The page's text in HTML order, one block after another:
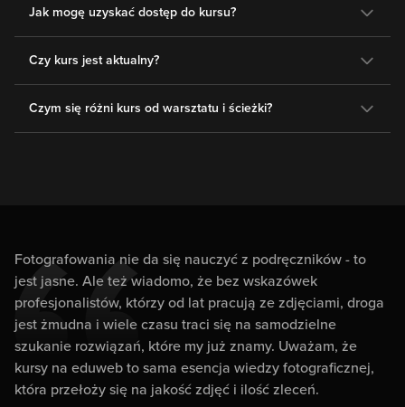
Jak mogę uzyskać dostęp do kursu?
Czy kurs jest aktualny?
Czym się różni kurs od warsztatu i ścieżki?
Fotografowania nie da się nauczyć z podręczników - to
jest jasne. Ale też wiadomo, że bez wskazówek
profesjonalistów, którzy od lat pracują ze zdjęciami, droga
jest żmudna i wiele czasu traci się na samodzielne
szukanie rozwiązań, które my już znamy. Uważam, że
kursy na eduweb to sama esencja wiedzy fotograficznej,
która przełoży się na jakość zdjęć i ilość zleceń.